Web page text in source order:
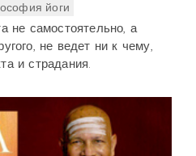
йоги
не самостоятельно, а
не ведет ни к чему,
и страдания.